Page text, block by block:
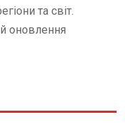
та світ.
оновлення